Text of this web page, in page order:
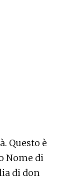
Questo è
Nome di
di don